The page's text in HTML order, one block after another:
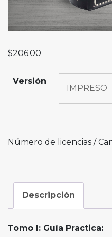
$206.00
Versión
Número de licencias /
Descripción
Tomo I: Guía Practica: